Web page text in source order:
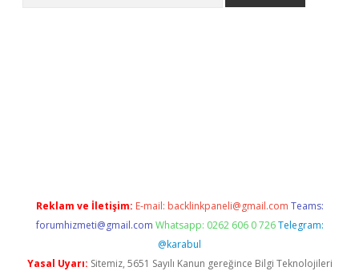
Reklam ve İletişim: E-mail: backlinkpaneli@gmail.com Teams:
forumhizmeti@gmail.com Whatsapp: 0262 606 0 726 Telegram:
@karabul
Yasal Uyarı: Sitemiz, 5651 Sayılı Kanun gereğince Bilgi Teknolojileri